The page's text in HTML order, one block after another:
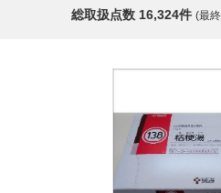
総取扱点数 16,324件 (最